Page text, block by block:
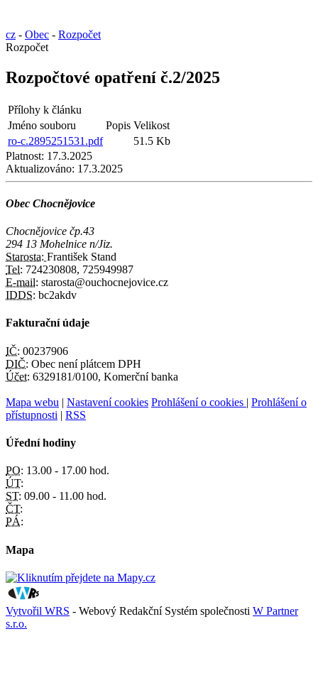
cz - Obec - Rozpočet
Rozpočet
Rozpočtové opatření č.2/2025
Přílohy k článku
Jméno souboru
Popis Velikost
ro-c.2895251531.pdf
51.5 Kb
Platnost: 17.3.2025
Aktualizováno: 17.3.2025
Obec Chocnějovice
Chocnějovice čp.43
294 13 Mohelnice n/Jiz.
Starosta: František Stand
Tel: 724230808, 725949987
E-mail: starosta@ouchocnejovice.cz
IDDS: bc2akdv
Fakturační údaje
IČ: 00237906
DIČ: Obec není plátcem DPH
Účet: 6329181/0100, Komerční banka
Mapa webu | Nastavení cookies Prohlášení o cookies | Prohlášení o
přístupnosti | RSS
Úřední hodiny
PO: 13.00 - 17.00 hod.
ÚT:
ST: 09.00 - 11.00 hod.
ČT:
PÁ:
Mapa
Vytvořil WRS - Webový Redakční Systém společnosti W Partner
s.r.o.